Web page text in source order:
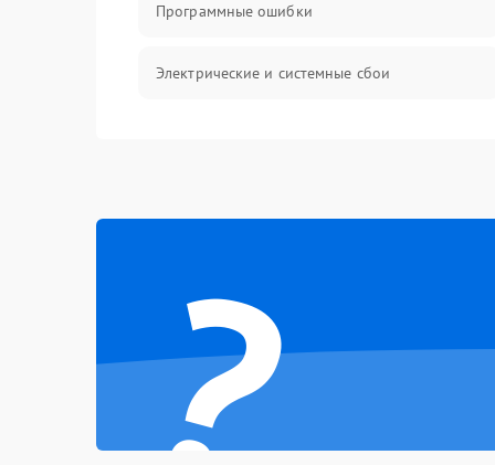
Программные ошибки
Электрические и системные сбои
Система охлаждения
?